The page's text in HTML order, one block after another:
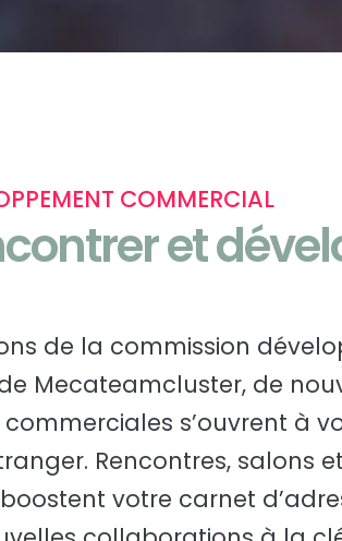
COMMERCIAL
et
de la commission
Mecateamcluster, de
s’ouvrent à
Rencontres, salons
votre carnet